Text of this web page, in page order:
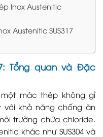
Inox Austenitic
Austenitic SUS317
Tổng quan và Đặc
mác thép không gỉ
với khả năng chống ăn
trường chứa chloride.
khác như SUS304 và